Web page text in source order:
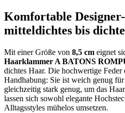
Komfortable
mitteldichtes bis
Mit einer Größe von 8,5 cm eignet
Haarklammer A BATONS
dichtes Haar. Die hochwertige
Handhabung: Sie ist weich genug
gleichzeitig stark genug, um das
lassen sich sowohl elegante
Alltagsstyles mühelos umsetzen.